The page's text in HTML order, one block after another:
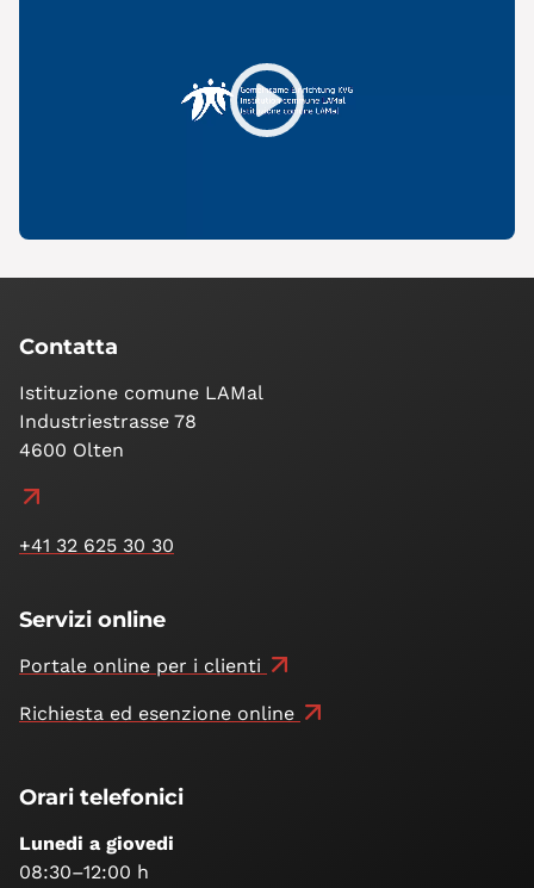
Mute
Play
Contatta
Istituzione comune LAMal
Industriestrasse 78
4600 Olten
+41 32 625 30 30
Servizi online
Portale online per i clienti
Richiesta ed esenzione online
Orari telefonici
Lunedi a giovedi
08:30–12:00 h